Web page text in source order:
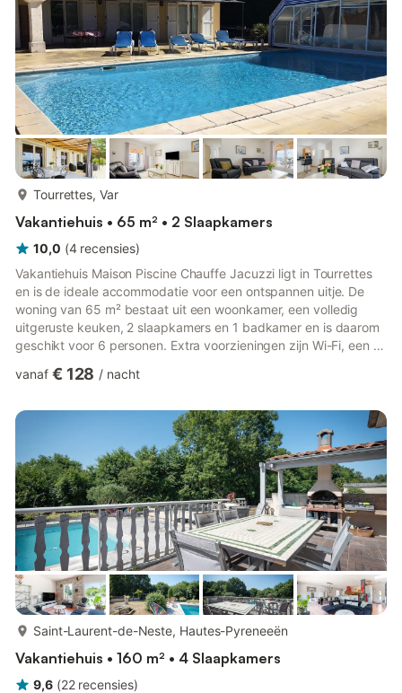
Tourrettes, Var
Vakantiehuis • 65 m² • 2 Slaapkamers
10,0 (4 recensies)
Vakantiehuis Maison Piscine Chauffe Jacuzzi ligt in Tourrettes
en is de ideale accommodatie voor een ontspannen uitje. De
woning van 65 m² bestaat uit een woonkamer, een volledig
uitgeruste keuken, 2 slaapkamers en 1 badkamer en is daarom
geschikt voor 6 personen. Extra voorzieningen zijn Wi-Fi, een tv
tafeltennistafel, een eigen fitnessruimte en fitnessapparatuur
voorafgaand verzoek. Een babybedje en een kinderstoel zijn
ook beschikbaar. Het vakantiehuis beschikt over een privé bui...
vanaf € 128 / nacht
Saint-Laurent-de-Neste, Hautes-Pyreneeën
Vakantiehuis • 160 m² • 4 Slaapkamers
9,6 (22 recensies)